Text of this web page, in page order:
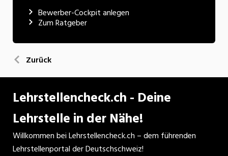
Bewerber-Cockpit anlegen
Zum Ratgeber
Zurück
Lehrstellencheck.ch - Deine
Lehrstelle in der Nähe!
Willkommen bei Lehrstellencheck.ch – dem führenden
Lehrstellenportal der Deutschschweiz!